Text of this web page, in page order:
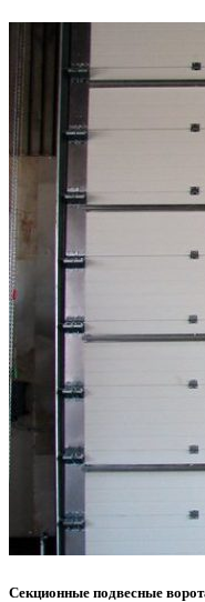
Секционные подвесные